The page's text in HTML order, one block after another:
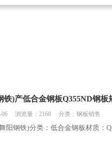
铁)产低合金钢板Q355ND钢板
06 浏览量：2168 分类：钢板销售
阳钢铁)分类：低合金钢板材质：